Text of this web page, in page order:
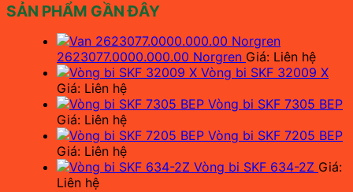
SẢN PHẨM GẦN ĐÂY
2623077.0000.000.00 Norgren Giá: Liên hệ
Vòng bi SKF 32009 X
Giá: Liên hệ
Vòng bi SKF 7305 BEP
Giá: Liên hệ
Vòng bi SKF 7205 BEP
Giá: Liên hệ
Vòng bi SKF 634-2Z Giá:
Liên hệ